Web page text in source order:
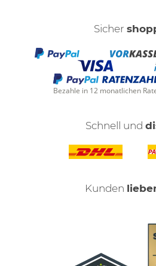
Sicher
Bezahle in 12 monatlichen
Schnell und
Kunden